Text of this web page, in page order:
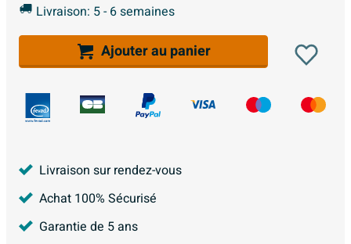
Livraison: 5 - 6 semaines
Ajouter au panier
Livraison sur rendez-vous
Achat 100% Sécurisé
Garantie de 5 ans